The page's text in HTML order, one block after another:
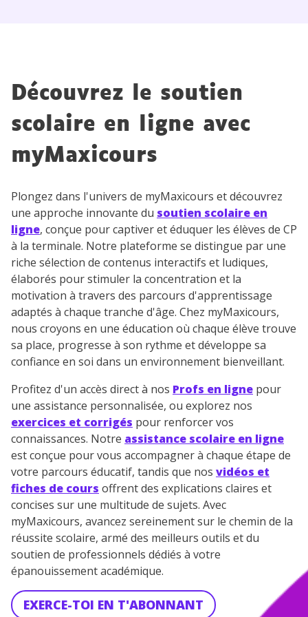
Découvrez le soutien
scolaire en ligne avec
myMaxicours
Plongez dans l'univers de myMaxicours et découvrez
une approche innovante du soutien scolaire en
ligne, conçue pour captiver et éduquer les élèves de CP
à la terminale. Notre plateforme se distingue par une
riche sélection de contenus interactifs et ludiques,
élaborés pour stimuler la concentration et la
motivation à travers des parcours d'apprentissage
adaptés à chaque tranche d'âge. Chez myMaxicours,
nous croyons en une éducation où chaque élève trouve
sa place, progresse à son rythme et développe sa
confiance en soi dans un environnement bienveillant.
Profitez d'un accès direct à nos Profs en ligne pour
une assistance personnalisée, ou explorez nos
exercices et corrigés pour renforcer vos
connaissances. Notre assistance scolaire en ligne
est conçue pour vous accompagner à chaque étape de
votre parcours éducatif, tandis que nos vidéos et
fiches de cours offrent des explications claires et
concises sur une multitude de sujets. Avec
myMaxicours, avancez sereinement sur le chemin de la
réussite scolaire, armé des meilleurs outils et du
soutien de professionnels dédiés à votre
épanouissement académique.
EXERCE-TOI EN T'ABONNANT